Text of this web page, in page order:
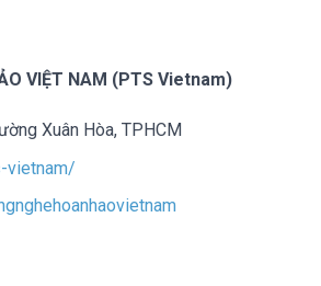
VIỆT NAM (PTS Vietnam)
Xuân Hòa, TPHCM
vietnam/